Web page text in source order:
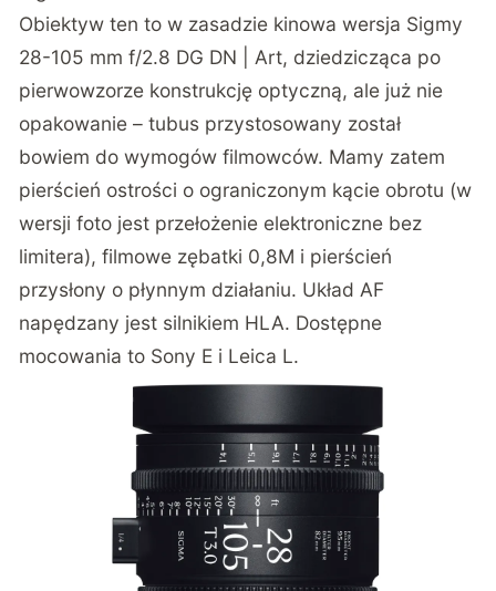
Obiektyw ten to w zasadzie kinowa wersja Sigmy
28-105 mm f/2.8 DG DN | Art, dziedzicząca po
pierwowzorze konstrukcję optyczną, ale już nie
opakowanie – tubus przystosowany został
bowiem do wymogów filmowców. Mamy zatem
pierścień ostrości o ograniczonym kącie obrotu (w
wersji foto jest przełożenie elektroniczne bez
limitera), filmowe zębatki 0,8M i pierścień
przysłony o płynnym działaniu. Układ AF
napędzany jest silnikiem HLA. Dostępne
mocowania to Sony E i Leica L.